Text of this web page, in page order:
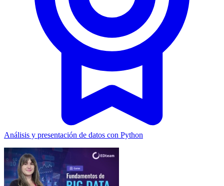
Análisis y presentación de datos con Python